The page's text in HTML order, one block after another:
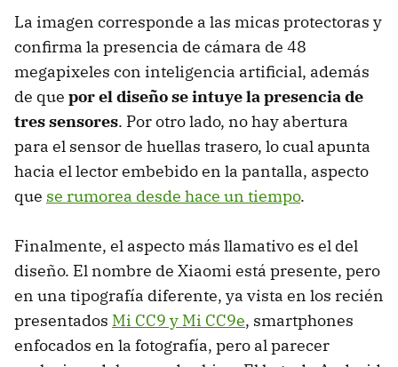
La imagen corresponde a las micas protectoras y
confirma la presencia de cámara de 48
megapixeles con inteligencia artificial, además
de que por el diseño se intuye la presencia de
tres sensores. Por otro lado, no hay abertura
para el sensor de huellas trasero, lo cual apunta
hacia el lector embebido en la pantalla, aspecto
que se rumorea desde hace un tiempo.
Finalmente, el aspecto más llamativo es el del
diseño. El nombre de Xiaomi está presente, pero
en una tipografía diferente, ya vista en los recién
presentados Mi CC9 y Mi CC9e, smartphones
enfocados en la fotografía, pero al parecer